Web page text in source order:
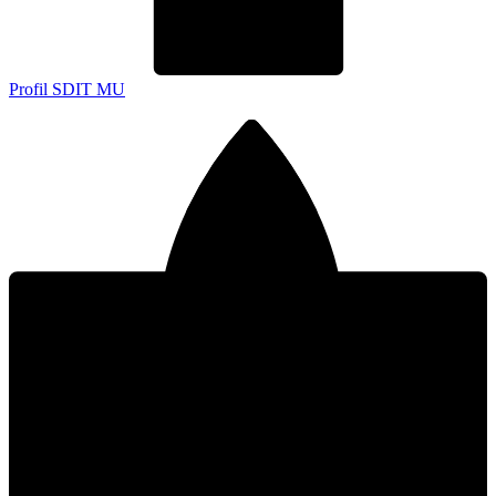
Profil SDIT MU